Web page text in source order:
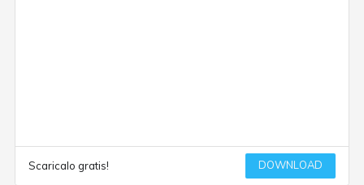
Scaricalo gratis! DOWNLOAD